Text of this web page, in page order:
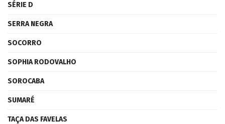
SÉRIE D
SERRA NEGRA
SOCORRO
SOPHIA RODOVALHO
SOROCABA
SUMARÉ
TAÇA DAS FAVELAS